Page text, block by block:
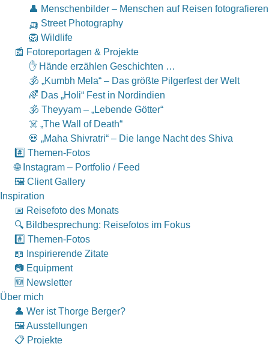
👤 Menschenbilder – Menschen auf Reisen fotografieren
🛺 Street Photography
🦁 Wildlife
📰 Fotoreportagen & Projekte
✋ Hände erzählen Geschichten …
🕉 „Kumbh Mela“ – Das größte Pilgerfest der Welt
🌈 Das „Holi“ Fest in Nordindien
🕉 Theyyam – „Lebende Götter“
☠️ „The Wall of Death“
💀 „Maha Shivratri“ – Die lange Nacht des Shiva
#️⃣ Themen-Fotos
🌐 Instagram – Portfolio / Feed
🖼 Client Gallery
Inspiration
📅 Reisefoto des Monats
🔍 Bildbesprechung: Reisefotos im Fokus
#️⃣ Themen-Fotos
📖 Inspirierende Zitate
📷 Equipment
🆕 Newsletter
Über mich
👤 Wer ist Thorge Berger?
🖼 Ausstellungen
📋 Projekte